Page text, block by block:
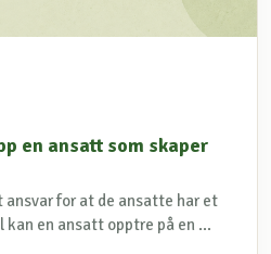
en ansatt som skaper
ansvar for at de ansatte har et
en ansatt opptre på en ...